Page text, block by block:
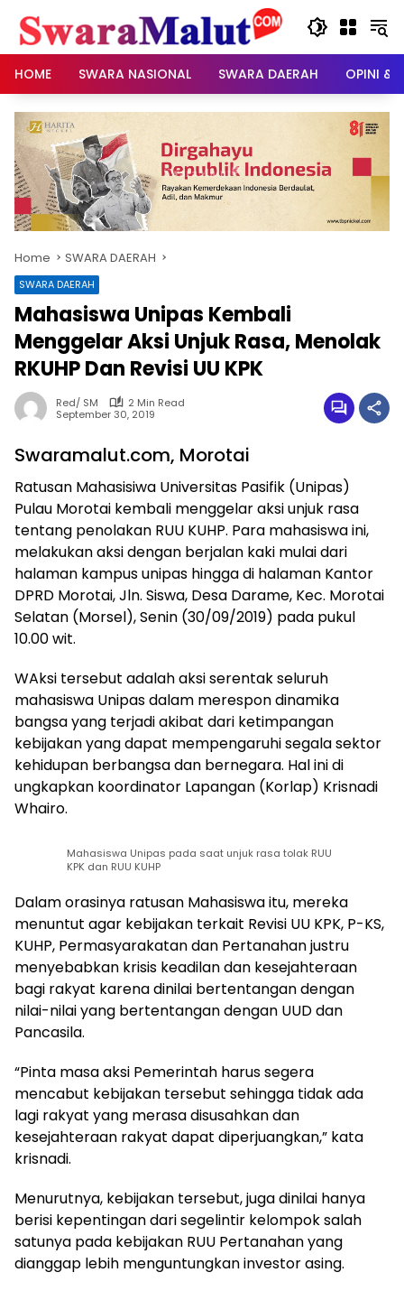
content
HOME
SWARA NASIONAL SWARA DAERAH OPINI &
Home SWARA DAERAH
SWARA DAERAH
Mahasiswa Unipas Kembali
Menggelar Aksi Unjuk Rasa, Menolak
RKUHP Dan Revisi UU KPK
Red/ SM
2 Min Read
September 30, 2019
Swaramalut.com, Morotai
Ratusan Mahasisiwa Universitas Pasifik (Unipas)
Pulau Morotai kembali menggelar aksi unjuk rasa
tentang penolakan RUU KUHP. Para mahasiswa ini,
melakukan aksi dengan berjalan kaki mulai dari
halaman kampus unipas hingga di halaman Kantor
DPRD Morotai, Jln. Siswa, Desa Darame, Kec. Morotai
Selatan (Morsel), Senin (30/09/2019) pada pukul
10.00 wit.
WAksi tersebut adalah aksi serentak seluruh
mahasiswa Unipas dalam merespon dinamika
bangsa yang terjadi akibat dari ketimpangan
kebijakan yang dapat mempengaruhi segala sektor
kehidupan berbangsa dan bernegara. Hal ini di
ungkapkan koordinator Lapangan (Korlap) Krisnadi
Whairo.
Mahasiswa Unipas pada saat unjuk rasa tolak RUU
KPK dan RUU KUHP
Dalam orasinya ratusan Mahasiswa itu, mereka
menuntut agar kebijakan terkait Revisi UU KPK, P-KS,
KUHP, Permasyarakatan dan Pertanahan justru
menyebabkan krisis keadilan dan kesejahteraan
bagi rakyat karena dinilai bertentangan dengan
nilai-nilai yang bertentangan dengan UUD dan
Pancasila.
“Pinta masa aksi Pemerintah harus segera
mencabut kebijakan tersebut sehingga tidak ada
lagi rakyat yang merasa disusahkan dan
kesejahteraan rakyat dapat diperjuangkan,” kata
krisnadi.
Menurutnya, kebijakan tersebut, juga dinilai hanya
berisi kepentingan dari segelintir kelompok salah
satunya pada kebijakan RUU Pertanahan yang
dianggap lebih menguntungkan investor asing.